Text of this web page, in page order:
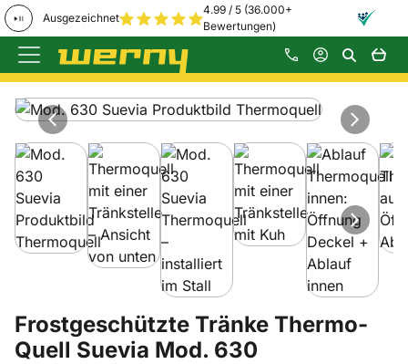
Ausgezeichnet
4.99 / 5 (36.000+
Bewertungen)
Zum Hauptinhalt springen
Produktgalerie
Zur Kaufbox springen
Frostgeschützte Tränke Thermo-
Quell Suevia Mod. 630